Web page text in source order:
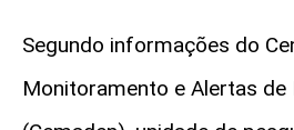
Segundo informações do
Monitoramento e Alertas